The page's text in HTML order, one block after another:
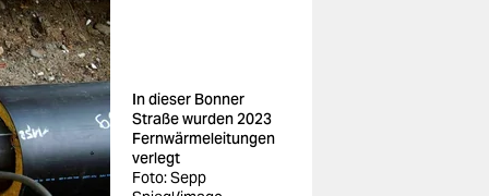
In dieser Bonner
Straße wurden 2023
Fernwärmeleitungen
verlegt
Foto: Sepp